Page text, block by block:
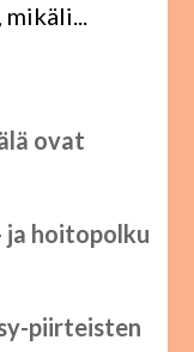
ovat
ja hoitopolku
piirteisten